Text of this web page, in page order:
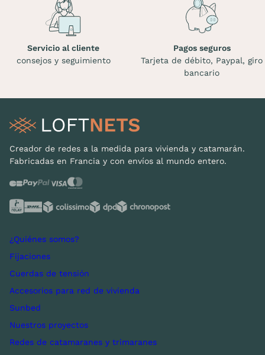
Servicio al cliente
consejos y seguimiento
Pagos seguros
Tarjeta de débito, Paypal, giro
bancario
Creador de redes a la medida para vivienda y catamarán.
Fabricadas en Francia y con envíos al mundo entero.
¿Quiénes somos?
Fijaciones
Cuerdas de tensión
Accesorios para red de vivienda
Sunbed
Nuestros proyectos
Redes de catamaranes y trimaranes